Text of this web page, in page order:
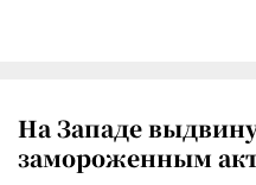
На Западе
замороженным